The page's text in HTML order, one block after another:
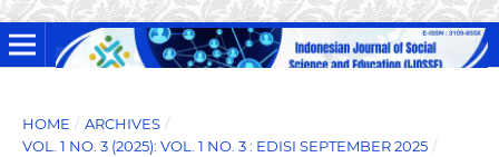
HOME / ARCHIVES /
VOL. 1 NO. 3 (2025): VOL. 1 NO. 3 : EDISI SEPTEMBER 2025 /